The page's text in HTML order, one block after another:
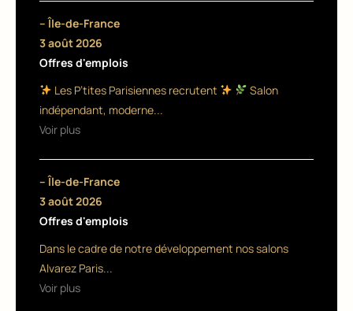
h
e
d’
u
n
a
p
p
r
e
n
– Île-de-France
3 août 2026
Offres d'emplois
Les P’tites Parisiennes recrutent
Salon
indépendant, moderne...
Voir plus
– Île-de-France
3 août 2026
Offres d'emplois
Dans le cadre de notre développement nos salons
Alvarez Paris...
Voir plus